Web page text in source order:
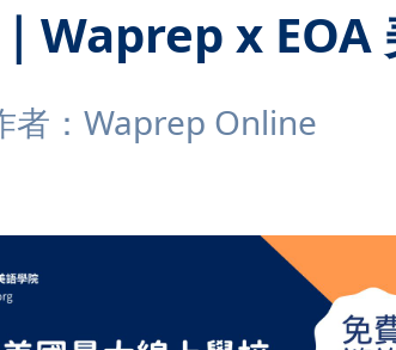
Waprep x EOA
者：Waprep Online